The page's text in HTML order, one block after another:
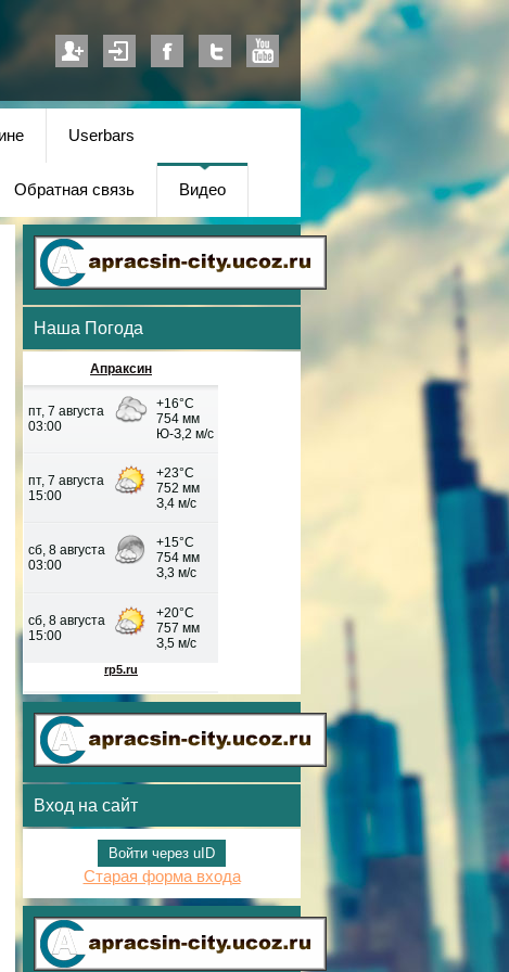
Userbars
Обратная связь Видео
Наша Погода
Апраксин
Вход на сайт
Войти через uID
Старая форма входа